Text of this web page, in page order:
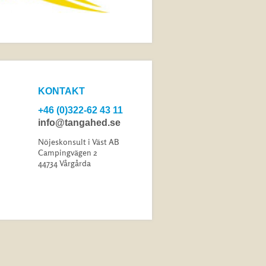
KONTAKT
+46 (0)322-62 43 11
info@tangahed.se
Nöjeskonsult i Väst AB
Campingvägen 2
44734 Vårgårda